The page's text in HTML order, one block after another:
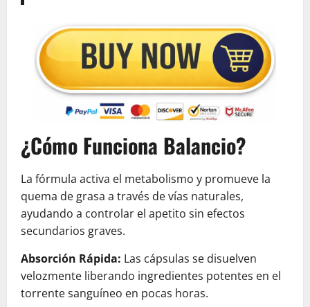
¿Cómo Funciona Balancio?
La fórmula activa el metabolismo y promueve la
quema de grasa a través de vías naturales,
ayudando a controlar el apetito sin efectos
secundarios graves.
Absorción Rápida: Las cápsulas se disuelven
velozmente liberando ingredientes potentes en el
torrente sanguíneo en pocas horas.